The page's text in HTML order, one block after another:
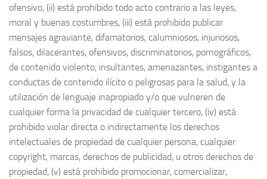
ofensivo, (ii) está prohibido todo acto contrario a las leyes,
moral y buenas costumbres, (iii) está prohibido publicar
mensajes agraviante, difamatorios, calumniosos, injuriosos,
falsos, dilacerantes, ofensivos, discriminatorios, pornográficos,
de contenido violento, insultantes, amenazantes, instigantes a
conductas de contenido ilícito o peligrosas para la salud, y la
utilización de lenguaje inapropiado y/o que vulneren de
cualquier forma la privacidad de cualquier tercero, (iv) está
prohibido violar directa o indirectamente los derechos
intelectuales de propiedad de cualquier persona, cualquier
copyright, marcas, derechos de publicidad, u otros derechos de
propiedad, (v) está prohibido promocionar, comercializar,